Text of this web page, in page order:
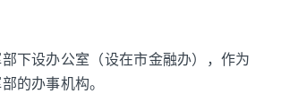
下设办公室（设在市金融办），作为
的办事机构。